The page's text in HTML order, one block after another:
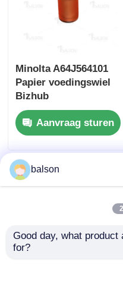
Minolta A64J564101
Papier voedingswiel
Bizhub
C226i/C227i/C250i
Aanvraag sturen
balson
Good day, what product
for?